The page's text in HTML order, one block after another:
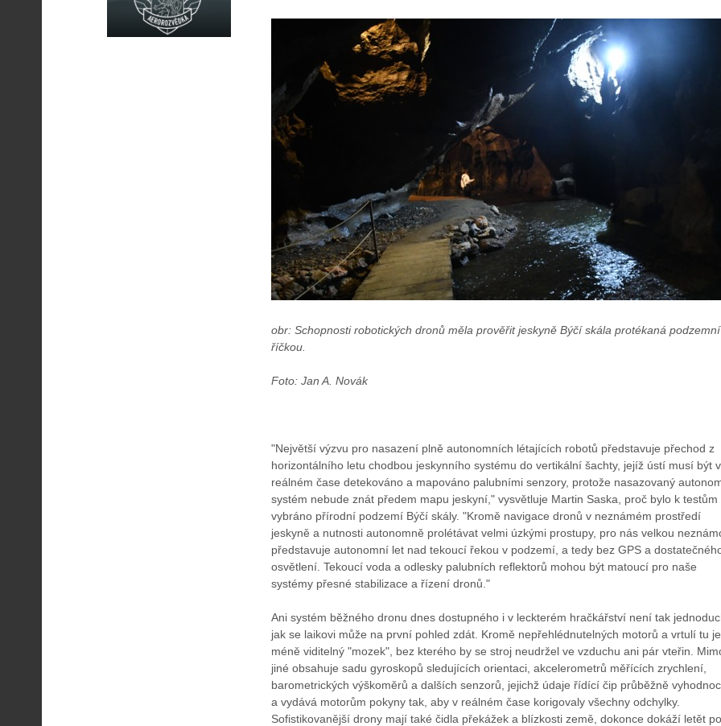
obr: Schopnosti robotických dronů měla prověřit jeskyně Býčí skála protékaná podzemní
říčkou.
Foto: Jan A. Novák
"Největší výzvu pro nasazení plně autonomních létajících robotů představuje přechod z
horizontálního letu chodbou jeskynního systému do vertikální šachty, jejíž ústí musí být v
reálném čase detekováno a mapováno palubními senzory, protože nasazovaný
systém nebude znát předem mapu jeskyní," vysvětluje Martin Saska, proč bylo k testům
vybráno přírodní podzemí Býčí skály. "Kromě navigace dronů v neznámém prostředí
jeskyně a nutnosti autonomně prolétávat velmi úzkými prostupy, pro nás velkou
představuje autonomní let nad tekoucí řekou v podzemí, a tedy bez GPS a
osvětlení. Tekoucí voda a odlesky palubních reflektorů mohou být matoucí pro naše
systémy přesné stabilizace a řízení dronů."
Ani systém běžného dronu dnes dostupného i v leckterém hračkářství není tak
jak se laikovi může na první pohled zdát. Kromě nepřehlédnutelných motorů a vrtulí tu
méně viditelný "mozek", bez kterého by se stroj neudržel ve vzduchu ani pár vteřin.
jiné obsahuje sadu gyroskopů sledujících orientaci, akcelerometrů měřících zrychlení,
barometrických výškoměrů a dalších senzorů, jejichž údaje řídící čip průběžně
a vydává motorům pokyny tak, aby v reálném čase korigovaly všechny odchylky.
Sofistikovanější drony mají také čidla překážek a blízkosti země, dokonce dokáží letět